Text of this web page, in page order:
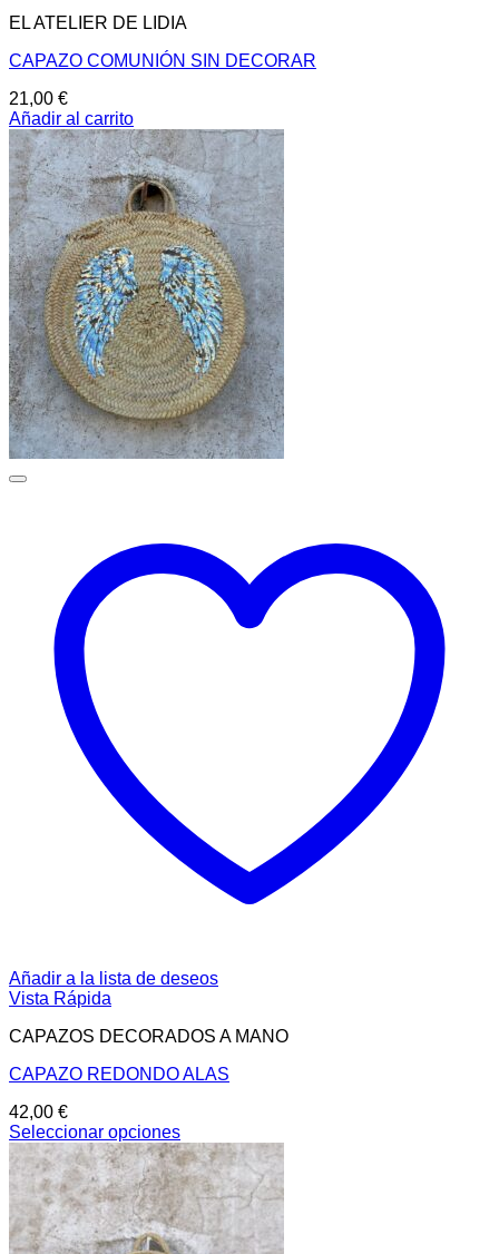
EL ATELIER DE LIDIA
CAPAZO COMUNIÓN SIN DECORAR
21,00 €
Añadir al carrito
Añadir a la lista de deseos
Vista Rápida
CAPAZOS DECORADOS A MANO
CAPAZO REDONDO ALAS
42,00 €
Seleccionar opciones
Este
producto
tiene
múltiples
variantes.